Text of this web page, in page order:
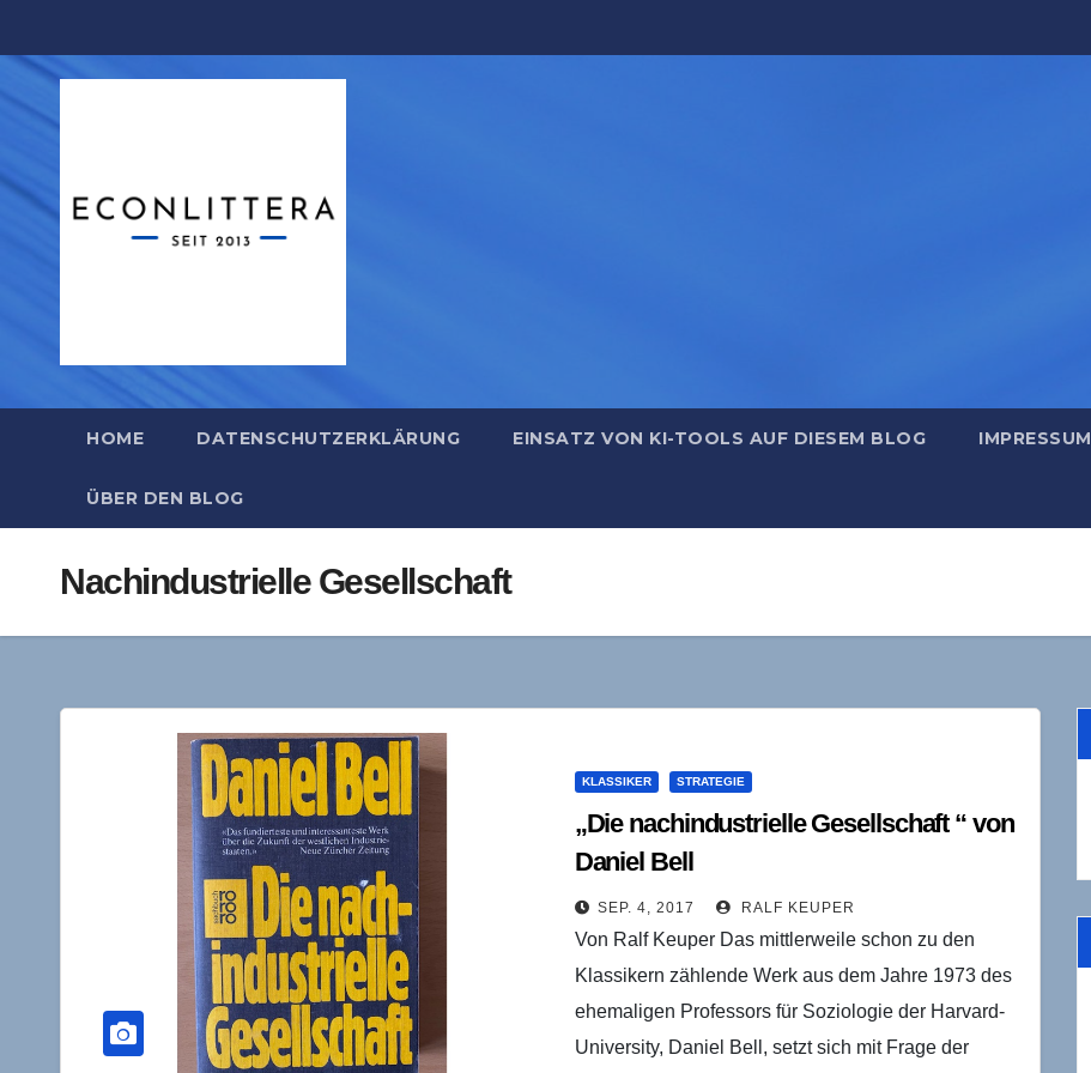
Inhalt
springen
HOME DATENSCHUTZERKLÄRUNG EINSATZ VON KI-TOOLS AUF DIESEM BLOG IMPRESSUM
ÜBER DEN BLOG
Nachindustrielle Gesellschaft
KLASSIKER STRATEGIE
„Die nachindustrielle Gesellschaft “ von
Daniel Bell
SEP. 4, 2017 RALF KEUPER
Von Ralf Keuper Das mittlerweile schon zu den
Klassikern zählende Werk aus dem Jahre 1973 des
ehemaligen Professors für Soziologie der Harvard-
University, Daniel Bell, setzt sich mit Frage der